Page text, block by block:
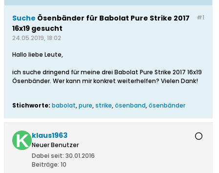
#1
Suche Ösenbänder für Babolat Pure Strike 2017
16x19 gesucht
24.05.2019, 18:02
Hallo liebe Leute,
ich suche dringend für meine drei Babolat Pure Strike 2017 16x19
Ösenbänder. Wer kann mir konkret weiterhelfen? Vielen Dank!
Stichworte: babolat,pure,strike,ösenband,ösenbänder
klaus1963
Neuer Benutzer
Dabei seit: 30.01.2016
Beiträge: 10